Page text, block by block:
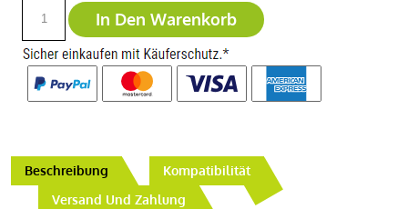
In Den Warenkorb
Beschreibung
Kompatibilität
Versand Und Zahlung